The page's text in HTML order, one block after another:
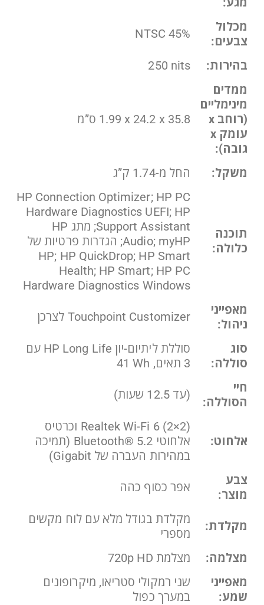
מכלול
צבעים:
45% NTSC
בהירות:
250‎ nits
ממדים
מינימליים
(רוחב x
עומק x
גובה):
35.8 x ‏24.2 x ‏1.99 ס”מ
משקל: החל מ-1.74 ק”ג
תוכנה
כלולה:
HP Connection Optimizer; HP PC
Hardware Diagnostics UEFI; HP
Support Assistant; מתג HP
Audio; myHP; הגדרות פרטיות של
HP; HP QuickDrop; HP Smart
Health; HP Smart; HP PC
Hardware Diagnostics Windows
מאפייני
ניהול:
Touchpoint Customizer לצרכן
סוג
סוללה:
סוללת ליתיום-יון HP Long Life עם
3 תאים, ‎41 Wh‏
חיי
הסוללה:
(עד 12.5 שעות)
אלחוט:
Realtek Wi-Fi 6 (2×2) וכרטיס
אלחוטי Bluetooth® 5.2 (תמיכה
במהירות העברה של Gigabit)‏
צבע
מוצר:
אפר כסוף כהה
מקלדת:
מקלדת בגודל מלא עם לוח מקשים
מספרי
מצלמה:
מצלמת 720p HD
מאפייני
שמע:
שני רמקולי סטריאו, מיקרופונים
במערך כפול